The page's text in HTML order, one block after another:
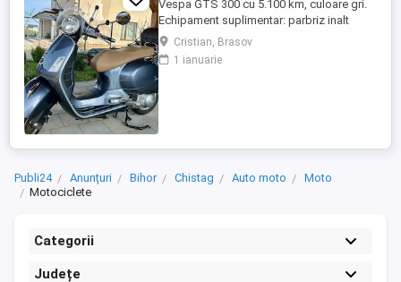
Vespa GTS 300 cu 5.100 km, culoare gri.
Echipament suplimentar: parbriz inalt
Faco (montat 2026), geanta portbagaj
Classic; prelungitor scarite pasager;
suspensie fata Bitubo si frane fata spate
Cristian, Brasov
1 ianuarie
Publi24 Anunțuri Bihor Chistag Auto moto
Moto
Motociclete
Categorii
Județe